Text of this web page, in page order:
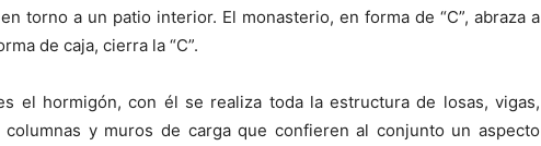
torno a un patio interior. El monasterio, en forma de “C”, abraza a
de caja, cierra la “C”.
el hormigón, con él se realiza toda la estructura de losas, vigas,
columnas y muros de carga que confieren al conjunto un aspecto